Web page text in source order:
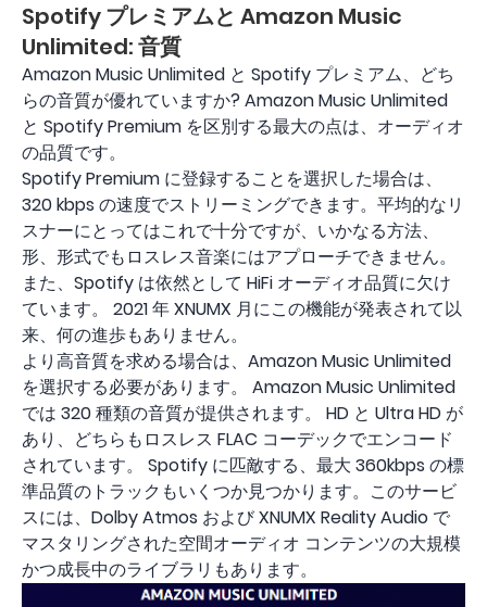
Spotify プレミアムと Amazon Music
Unlimited: 音質
Amazon Music Unlimited と Spotify プレミアム、どち
らの音質が優れていますか? Amazon Music Unlimited
と Spotify Premium を区別する最大の点は、オーディオ
の品質です。
Spotify Premium に登録することを選択した場合は、
320 kbps の速度でストリーミングできます。平均的なリ
スナーにとってはこれで十分ですが、いかなる方法、
形、形式でもロスレス音楽にはアプローチできません。
また、Spotify は依然として HiFi オーディオ品質に欠け
ています。 2021 年 XNUMX 月にこの機能が発表されて以
来、何の進歩もありません。
より高音質を求める場合は、Amazon Music Unlimited
を選択する必要があります。 Amazon Music Unlimited
では 320 種類の音質が提供されます。 HD と Ultra HD が
あり、どちらもロスレス FLAC コーデックでエンコード
されています。 Spotify に匹敵する、最大 360kbps の標
準品質のトラックもいくつか見つかります。このサービ
スには、Dolby Atmos および XNUMX Reality Audio で
マスタリングされた空間オーディオ コンテンツの大規模
かつ成長中のライブラリもあります。